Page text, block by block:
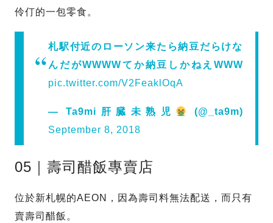
伶仃的一包零食。
札駅付近のローソン来たら納豆だらけな
んだがWWWWてか納豆しかねえWWW
pic.twitter.com/V2FeaklOqA
— Ta9mi肝臓未熟児
(@_ta9m)
September 8, 2018
05｜壽司醋飯專賣店
位於新札幌的AEON，因為壽司料無法配送，而只有
賣壽司醋飯。